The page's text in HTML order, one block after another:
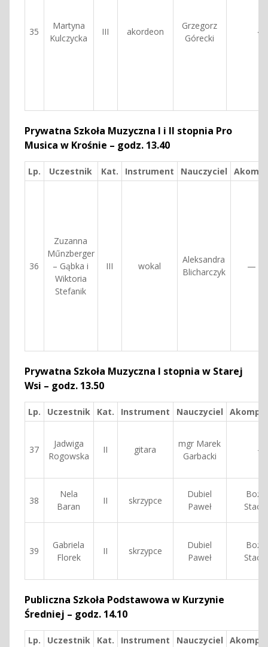
35
Martyna
Kulczycka
III akordeon
Grzegorz
Górecki
—
Prywatna Szkoła Muzyczna I i II stopnia Pro
Musica w Krośnie – godz. 13.40
Lp. Uczestnik Kat. Instrument Nauczyciel Akomp.
36
Zuzanna
Műnzberger
– Gąbka i
Wiktoria
Stefanik
III wokal
Aleksandra
Blicharczyk
—
Prywatna Szkoła Muzyczna I stopnia w Starej
Wsi – godz. 13.50
Lp. Uczestnik Kat. Instrument Nauczyciel
37
Jadwiga
Rogowska
II gitara
mgr Marek
Garbacki
—
38
Nela
Baran
II skrzypce
Dubiel
Paweł
39
Gabriela
Florek
II skrzypce
Dubiel
Paweł
Publiczna Szkoła Podstawowa w Kurzynie
Średniej – godz. 14.10
Lp. Uczestnik Kat. Instrument Nauczyciel